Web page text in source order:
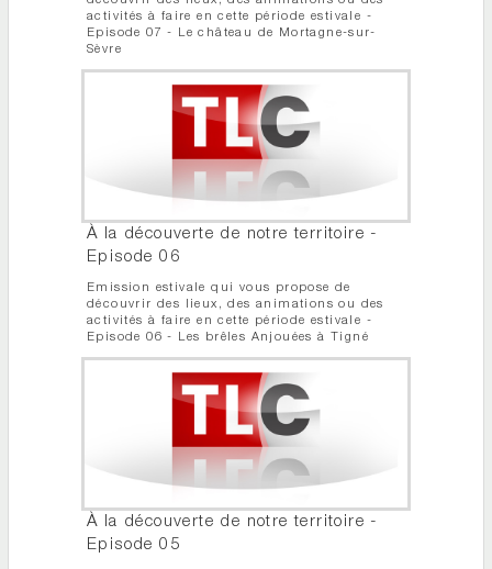
activités à faire en cette période estivale -
Episode 07 - Le château de Mortagne-sur-
Sèvre
À la découverte de notre territoire -
Episode 06
Emission estivale qui vous propose de
découvrir des lieux, des animations ou des
activités à faire en cette période estivale -
Episode 06 - Les brêles Anjouées à Tigné
À la découverte de notre territoire -
Episode 05